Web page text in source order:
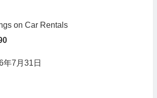
on Car Rentals
年7月31日